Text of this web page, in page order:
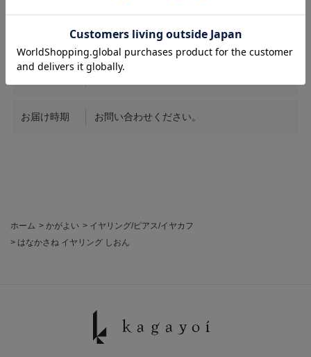
0.12ct
お届け時期 お問い合わせください。
ホーム > かがよい > イヤリング/ピアス/イヤカフ
> はなかさね イヤリング しおん